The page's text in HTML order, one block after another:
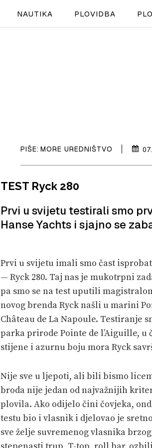
NAUTIKA PLOVIDBA
PIŠE: MORE UREDNIŠTVO
TEST Ryck 280
Prvi u svijetu testirali smo
Hanse Yachts i sjajno se
Prvi u svijetu imali smo čast
— Ryck 280. Taj nas je mukotrpni
pa smo se na test uputili
novog brenda Ryck našli u marini
Château de La Napoule. Testiranje
parka prirode Pointe de l’Aiguille,
stijene i azurnu boju mora Ryck
Nije sve u ljepoti, ali bili bismo
broda nije jedan od najvažnijih
plovila. Ako odijelo čini čovjeka,
testu bio i vlasnik i djelovao je
sve želje suvremenog vlasnika